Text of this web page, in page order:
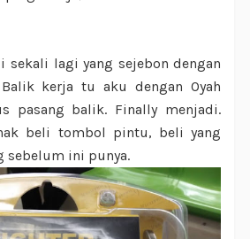
sekali lagi yang sejebon dengan
kerja tu aku dengan Oyah
pasang balik. Finally menjadi.
beli tombol pintu, beli yang
sebelum ini punya.